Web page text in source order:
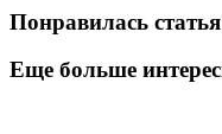
Понравилась
Еще больше